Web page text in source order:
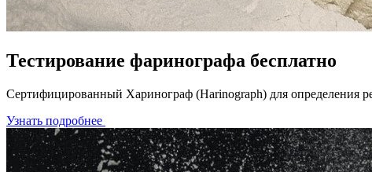
Тестирование фаринографа бесплатно
Сертифицированный Харинограф (Harinograph) для определения
Узнать подробнее